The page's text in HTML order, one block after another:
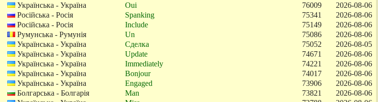
Українська - Україна Oui 76009
2026-08-06
Російська - Росія Spanking 75341
2026-08-06
Російська - Росія Include 75149
2026-08-06
Румунська - Румунія Un 75086
2026-08-06
Українська - Україна Сделка 75052
2026-08-05
Українська - Україна Update 74671
2026-08-06
Українська - Україна Immediately 74221
2026-08-06
Українська - Україна Bonjour 74017
2026-08-06
Українська - Україна Engaged 73906
2026-08-06
Болгарська - Болгарія Man 73821
2026-08-06